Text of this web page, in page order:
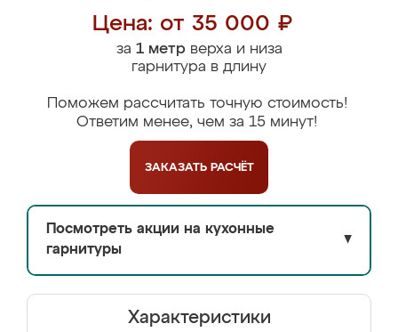
Цена: от 35 000 ₽
за 1 метрверха и низа
гарнитура в длину
Поможем рассчитать точную стоимость!
Ответим менее, чем за 15 минут!
ЗАКАЗАТЬ РАСЧЁТ
Посмотреть акции на кухонные
гарнитуры
▼
Характеристики